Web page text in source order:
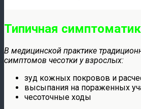
Типичная
В медицинской практике
симптомов чесотки у взрослых:
зуд кожных покровов и
высыпания на пораженных
чесоточные ходы